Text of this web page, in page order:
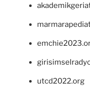
utcd2022.org